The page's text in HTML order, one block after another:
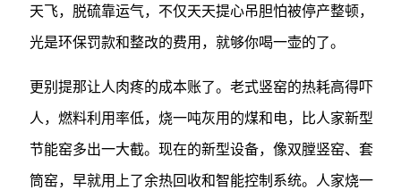
天飞，脱硫靠运气，不仅天天提心吊胆怕被停产整顿，
光是环保罚款和整改的费用，就够你喝一壶的了。
更别提那让人肉疼的成本账了。老式竖窑的热耗高得吓
人，燃料利用率低，烧一吨灰用的煤和电，比人家新型
节能窑多出一大截。现在的新型设备，像双膛竖窑、套
筒窑，早就用上了余热回收和智能控制系统。人家烧一